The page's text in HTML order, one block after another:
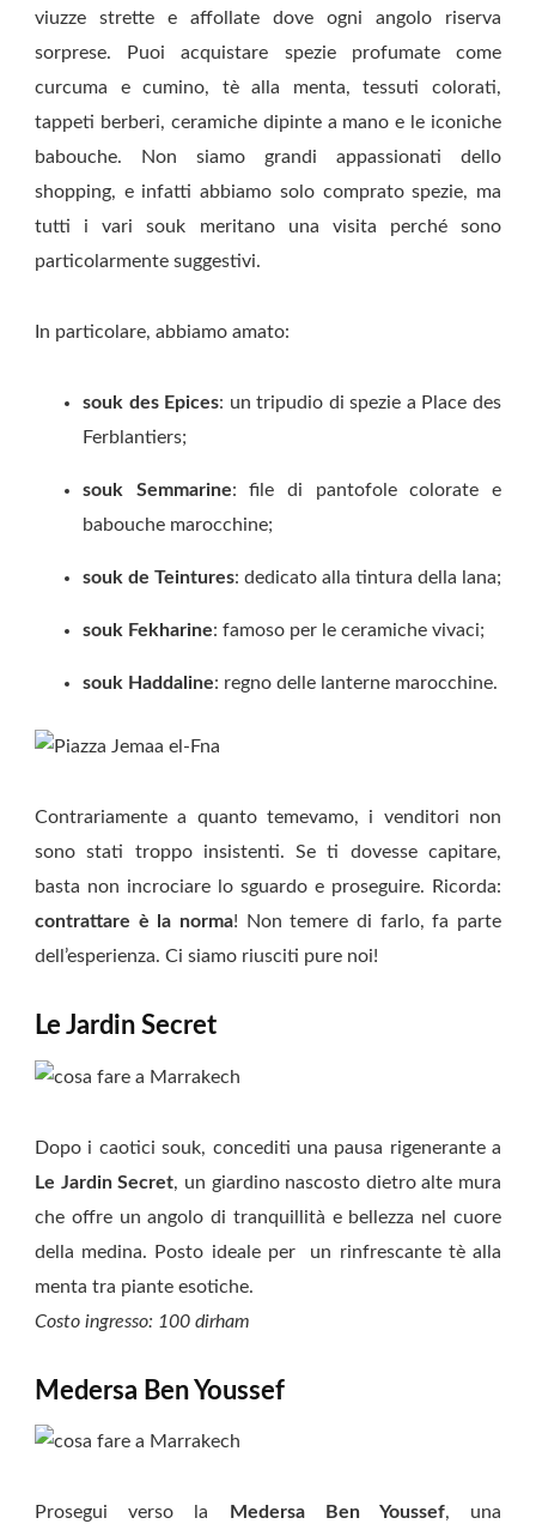
viuzze strette e affollate dove ogni angolo riserva
sorprese. Puoi acquistare spezie profumate come
curcuma e cumino, tè alla menta, tessuti colorati,
tappeti berberi, ceramiche dipinte a mano e le iconiche
babouche. Non siamo grandi appassionati dello
shopping, e infatti abbiamo solo comprato spezie, ma
tutti i vari souk meritano una visita perché sono
particolarmente suggestivi.
In particolare, abbiamo amato:
souk des Epices: un tripudio di spezie a Place des
Ferblantiers;
souk Semmarine: file di pantofole colorate e
babouche marocchine;
souk de Teintures: dedicato alla tintura della lana;
souk Fekharine: famoso per le ceramiche vivaci;
souk Haddaline: regno delle lanterne marocchine.
Contrariamente a quanto temevamo, i venditori non
sono stati troppo insistenti. Se ti dovesse capitare,
basta non incrociare lo sguardo e proseguire. Ricorda:
contrattare è la norma! Non temere di farlo, fa parte
dell’esperienza. Ci siamo riusciti pure noi!
Le Jardin Secret
Dopo i caotici souk, concediti una pausa rigenerante a
Le Jardin Secret, un giardino nascosto dietro alte mura
che offre un angolo di tranquillità e bellezza nel cuore
della medina. Posto ideale per un rinfrescante tè alla
menta tra piante esotiche.
Costo ingresso: 100 dirham
Medersa Ben Youssef
Prosegui verso la Medersa Ben Youssef, una